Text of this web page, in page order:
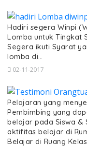
Hadiri segera Winpi
Lomba untuk Tingkat
Segera ikuti Syarat
lomba di…
02-11-2017
Pelajaran yang
Pembimbing yang
belajar pada Siswa &
aktifitas belajar di
Belajar di Ruang